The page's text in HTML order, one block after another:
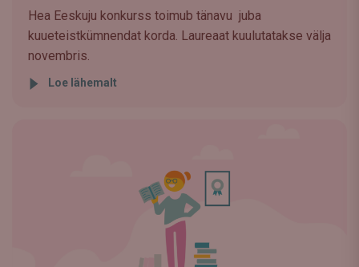
Hea Eeskuju konkurss toimub tänavu juba
kuueteistkümnendat korda. Laureaat kuulutatakse välja
novembris.
Loe lähemalt